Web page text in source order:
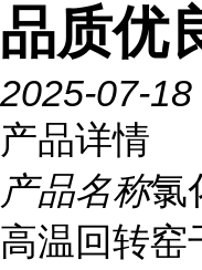
品质优
2025-07-18
产品详情
产品名称氯
高温回转窑